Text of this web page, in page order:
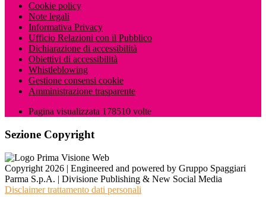
Cookie policy
Note legali
Informativa Privacy
Ufficio Relazioni con il Pubblico
Dichiarazione di accessibilità
Obiettivi di accessibilità
Whistleblowing
Gestione consensi cookie
Amministrazione trasparente
Pagina visualizzata 178510 volte
Sezione Copyright
Copyright 2026 | Engineered and powered by Gruppo Spaggiari
Parma S.p.A. | Divisione Publishing & New Social Media
Disclaimer trattamento dati personali